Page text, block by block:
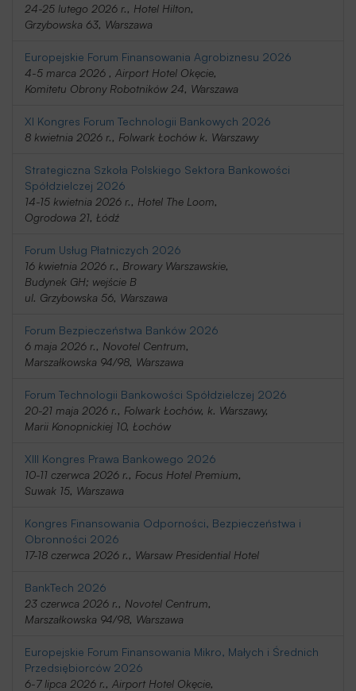
24-25 lutego 2026 r., Hotel Hilton,
Grzybowska 63, Warszawa
Europejskie Forum Finansowania Agrobiznesu 2026
4-5 marca 2026 , Airport Hotel Okęcie,
Komitetu Obrony Robotników 24, Warszawa
XI Kongres Forum Technologii Bankowych 2026
8 kwietnia 2026 r., Folwark Łochów k. Warszawy
Strategiczna Szkoła Polskiego Sektora Bankowości
Spółdzielczej 2026
14-15 kwietnia 2026 r., Hotel The Loom,
Ogrodowa 21, Łódź
Forum Usług Płatniczych 2026
16 kwietnia 2026 r., Browary Warszawskie,
Budynek GH; wejście B
ul. Grzybowska 56, Warszawa
Forum Bezpieczeństwa Banków 2026
6 maja 2026 r., Novotel Centrum,
Marszałkowska 94/98, Warszawa
Forum Technologii Bankowości Spółdzielczej 2026
20-21 maja 2026 r., Folwark Łochów, k. Warszawy,
Marii Konopnickiej 10, Łochów
XIII Kongres Prawa Bankowego 2026
10-11 czerwca 2026 r., Focus Hotel Premium,
Suwak 15, Warszawa
Kongres Finansowania Odporności, Bezpieczeństwa i
Obronności 2026
17-18 czerwca 2026 r., Warsaw Presidential Hotel
BankTech 2026
23 czerwca 2026 r., Novotel Centrum,
Marszałkowska 94/98, Warszawa
Europejskie Forum Finansowania Mikro, Małych i Średnich
Przedsiębiorców 2026
6-7 lipca 2026 r., Airport Hotel Okęcie,